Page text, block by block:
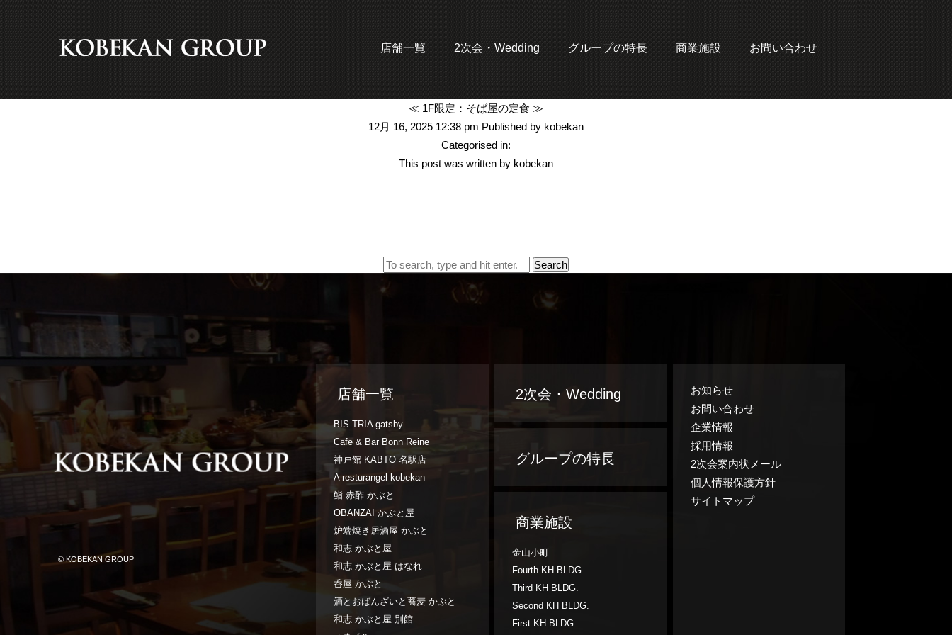
店舗一覧 2次会・Wedding グループの特長 商業施設 お問い合わせ
≪ 1F限定：そば屋の定食 ≫
12月 16, 2025 12:38 pm Published by kobekan
Categorised in:
This post was written by kobekan
Search
© KOBEKAN GROUP
店舗一覧
BIS-TRIA gatsby
Cafe & Bar Bonn Reine
神戸館 KABTO 名駅店
A resturangel kobekan
鮨 赤酢 かぶと
OBANZAI かぶと屋
炉端焼き居酒屋 かぶと
和志 かぶと屋
和志 かぶと屋 はなれ
呑屋 かぶと
酒とおばんざいと蕎麦 かぶと
和志 かぶと屋 別館
2次会・Wedding
グループの特長
商業施設
金山小町
Fourth KH BLDG.
Third KH BLDG.
Second KH BLDG.
First KH BLDG.
お知らせ
お問い合わせ
企業情報
採用情報
2次会案内状メール
個人情報保護方針
サイトマップ